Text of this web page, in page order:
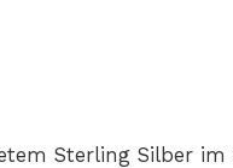
Sterling Silber